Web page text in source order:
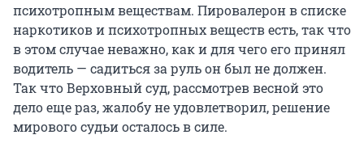
психотропным веществам. Пировалерон в списке
наркотиков и психотропных веществ есть, так что
в этом случае неважно, как и для чего его принял
водитель — садиться за руль он был не должен.
Так что Верховный суд, рассмотрев весной это
дело еще раз, жалобу не удовлетворил, решение
мирового судьи осталось в силе.